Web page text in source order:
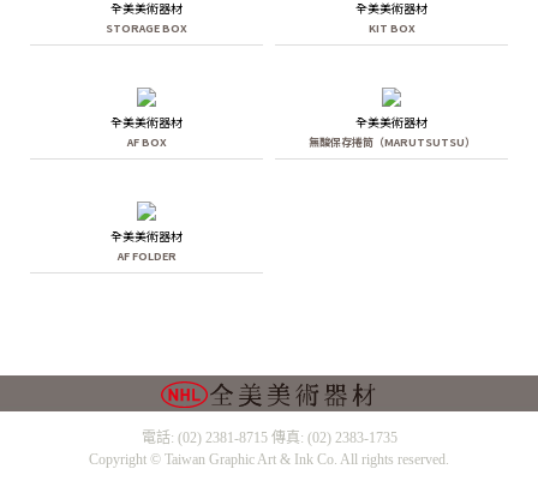
全美美術器材
STORAGE BOX
全美美術器材
KIT BOX
全美美術器材
AF BOX
全美美術器材
無酸保存捲筒（MARUTSUTSU）
全美美術器材
AF FOLDER
電話: (02) 2381-8715 傳真: (02) 2383-1735
Copyright © Taiwan Graphic Art & Ink Co. All rights reserved.